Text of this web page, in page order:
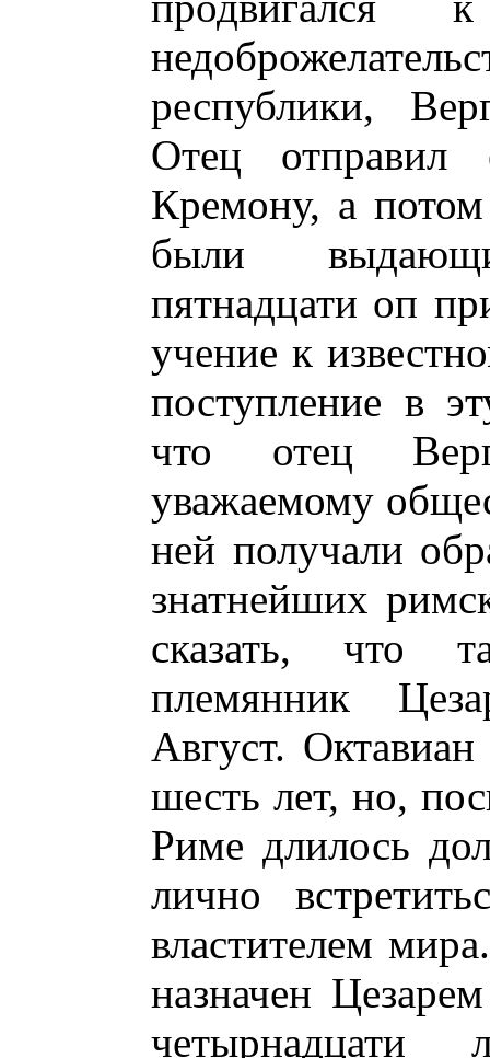
республики,
Отец отправил
Кремону, а
были
пятнадцати оп
учение к
поступление в
что отец
уважаемому
ней получали
знатнейших
сказать, что
племянник
Август.
шесть лет, но,
Риме длилось
лично
властителем
назначен